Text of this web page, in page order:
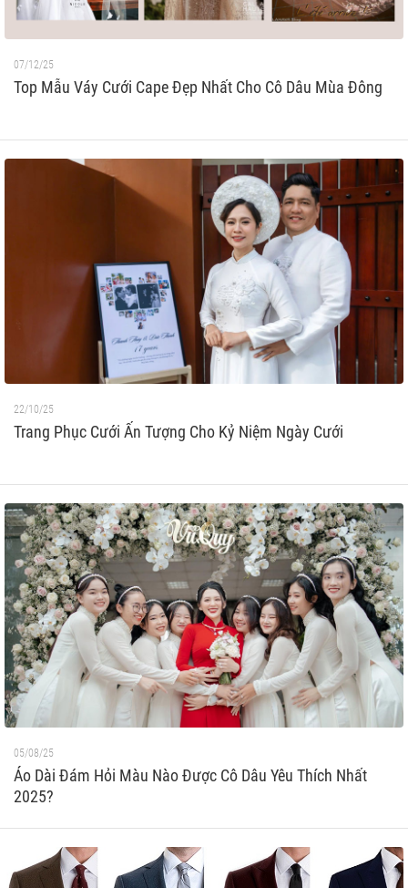
07/12/25
Top Mẫu Váy Cưới Cape Đẹp Nhất Cho Cô Dâu Mùa Đông
22/10/25
Trang Phục Cưới Ấn Tượng Cho Kỷ Niệm Ngày Cưới
05/08/25
Áo Dài Đám Hỏi Màu Nào Được Cô Dâu Yêu Thích Nhất
2025?